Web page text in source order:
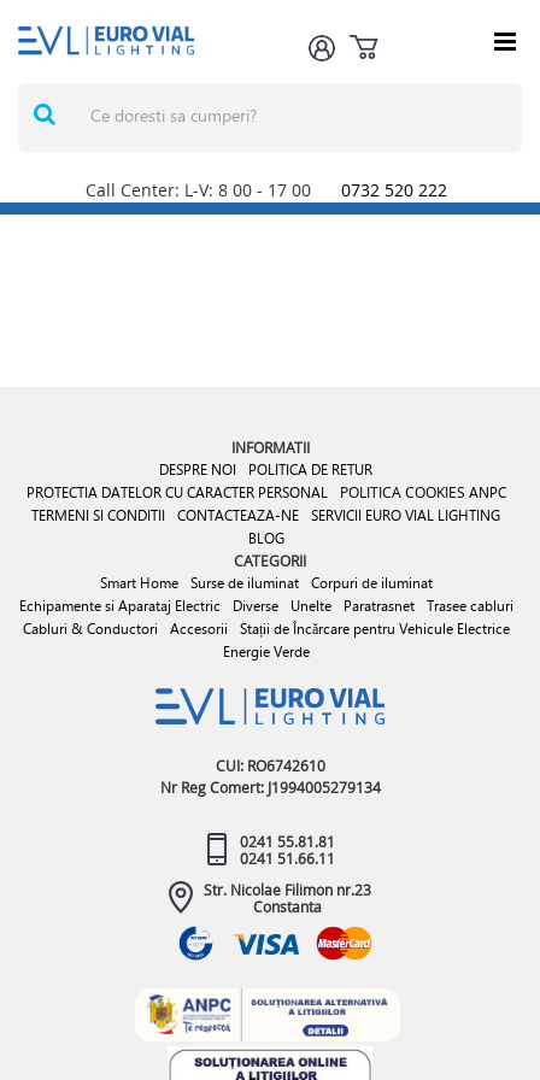
Call Center: L-V: 8 00 - 17 00 0732 520 222
INFORMATII
DESPRE NOI
POLITICA DE RETUR
PROTECTIA DATELOR CU CARACTER PERSONAL
POLITICA COOKIES ANPC
TERMENI SI CONDITII
CONTACTEAZA-NE SERVICII EURO VIAL LIGHTING
BLOG
CATEGORII
Smart Home Surse de iluminat
Corpuri de iluminat
Echipamente si Aparataj Electric
Diverse Unelte Paratrasnet
Trasee cabluri
Cabluri & Conductori
Accesorii
Stații de Încărcare pentru Vehicule Electrice
Energie Verde
CUI: RO6742610
Nr Reg Comert: J1994005279134
0241 55.81.81
0241 51.66.11
Str. Nicolae Filimon nr.23
Constanta